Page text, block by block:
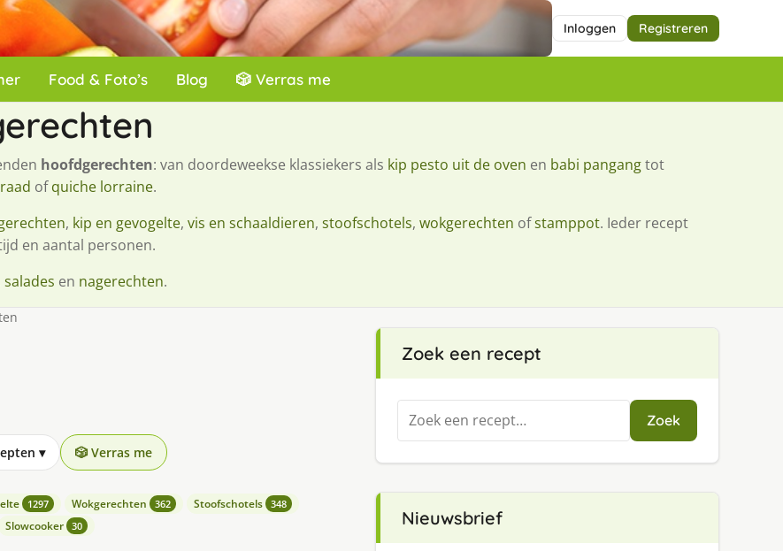
Inloggen Registreren
Food & Foto’s Blog 🎲 Verras me
hoofdgerechten: van doordeweekse klassiekers als kip pesto uit de oven en babi pangangtot
ofquiche lorraine.
, kip en gevogelte, vis en schaaldieren, stoofschotels, wokgerechten ofstamppot. Ieder recept
en aantal personen.
salades en nagerechten.
▾ 🎲 Verras me
1297 Wokgerechten 362 Stoofschotels 348
Slowcooker 30
Zoek een recept
Zoeken
naar:
Zoek
Nieuwsbrief